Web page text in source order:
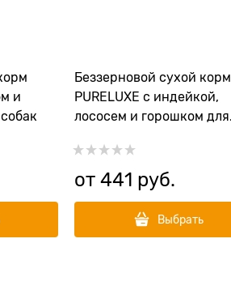
и
Беззерновой сухой корм
PURELUXE с индейкой,
лососем и горошком для
от 441 руб.
Выбрать